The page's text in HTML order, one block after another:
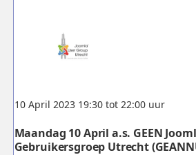
10 April 2023 19:30 tot 22:00 uur
Maandag 10 April a.s. GEEN
Gebruikersgroep Utrecht